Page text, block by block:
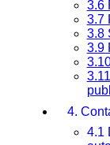
3.6
3.7
3.8
3.9
4.
4.1